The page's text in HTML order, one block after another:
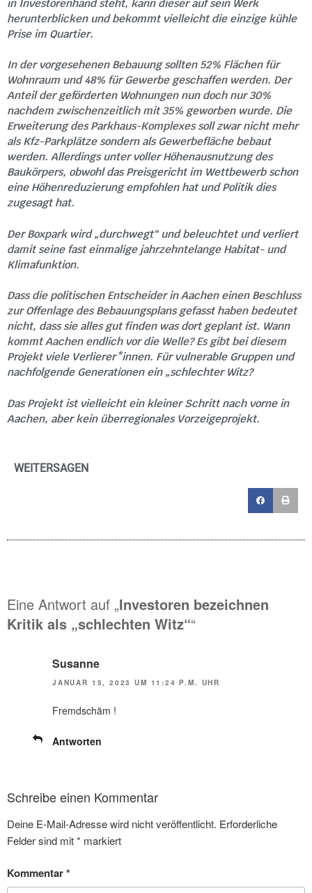
in Investorenhand steht, kann dieser auf sein Werk
herunterblicken und bekommt vielleicht die einzige kühle
Prise im Quartier.
In der vorgesehenen Bebauung sollten 52% Flächen für
Wohnraum und 48% für Gewerbe geschaffen werden. Der
Anteil der geförderten Wohnungen nun doch nur 30%
nachdem zwischenzeitlich mit 35% geworben wurde. Die
Erweiterung des Parkhaus-Komplexes soll zwar nicht mehr
als Kfz-Parkplätze sondern als Gewerbefläche bebaut
werden. Allerdings unter voller Höhenausnutzung des
Baukörpers, obwohl das Preisgericht im Wettbewerb schon
eine Höhenreduzierung empfohlen hat und Politik dies
zugesagt hat.
Der Boxpark wird „durchwegt“ und beleuchtet und verliert
damit seine fast einmalige jahrzehntelange Habitat- und
Klimafunktion.
Dass die politischen Entscheider in Aachen einen Beschluss
zur Offenlage des Bebauungsplans gefasst haben bedeutet
nicht, dass sie alles gut finden was dort geplant ist. Wann
kommt Aachen endlich vor die Welle? Es gibt bei diesem
Projekt viele Verlierer*innen. Für vulnerable Gruppen und
nachfolgende Generationen ein „schlechter Witz?
Das Projekt ist vielleicht ein kleiner Schritt nach vorne in
Aachen, aber kein überregionales Vorzeigeprojekt.
WEITERSAGEN
Eine Antwort auf „Investoren bezeichnen
Kritik als „schlechten Witz““
Susanne
JANUAR 15, 2023 UM 11:24 P.M. UHR
Fremdschäm !
Antworten
Schreibe einen Kommentar
Deine E-Mail-Adresse wird nicht veröffentlicht. Erforderliche
Felder sind mit* markiert
Kommentar*